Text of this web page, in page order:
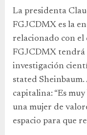
La presidenta
FGJCDMX es la
relacionado con el
FGJCDMX tendrá
investigación
stated Sheinbaum.
capitalina: “Es
una mujer de
espacio para que